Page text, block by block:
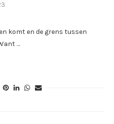
komt en de grens tussen
…